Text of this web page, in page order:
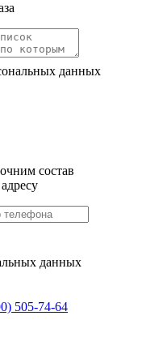
данных
состав
данных
505-74-64